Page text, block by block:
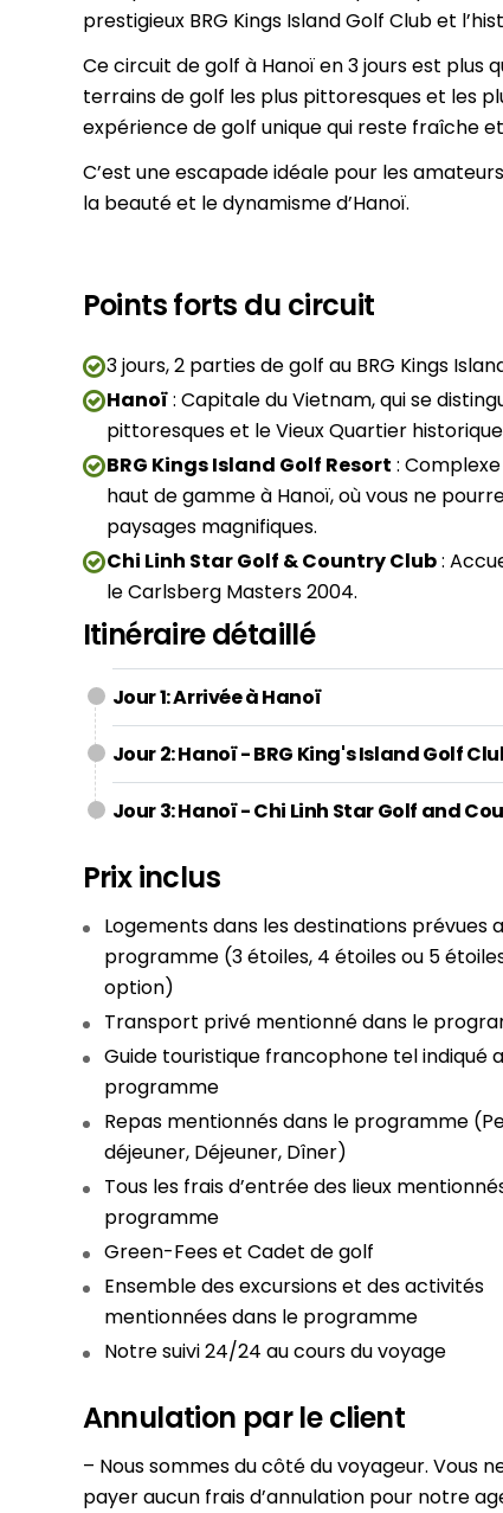
prestigieux BRG Kings Island Golf Club et
Ce circuit de golf à Hanoï en 3 jours est plus
terrains de golf les plus pittoresques et les
expérience de golf unique qui reste fraîche
C’est une escapade idéale pour les
la beauté et le dynamisme d’Hanoï.
Points forts du circuit
3 jours, 2 parties de golf au BRG Kings
Hanoï: Capitale du Vietnam, qui se
pittoresques et le Vieux Quartier
BRG Kings Island Golf Resort :
haut de gamme à Hanoï, où vous ne
paysages magnifiques.
Chi Linh Star Golf & Country Club:
le Carlsberg Masters 2004.
Itinéraire détaillé
Jour 1: Arrivée à Hanoï
Jour 2: Hanoï - BRG King's Island Golf
Jour 3: Hanoï - Chi Linh Star Golf and
Prix inclus
Logements dans les destinations prévues
programme (3 étoiles, 4 étoiles ou 5
option)
Transport privé mentionné dans le
Guide touristique francophone tel indiqué
programme
Repas mentionnés dans le programme
déjeuner, Déjeuner, Dîner)
Tous les frais d’entrée des lieux
programme
Green-Fees et Cadet de golf
Ensemble des excursions et des activités
mentionnées dans le programme
Notre suivi 24/24 au cours du voyage
Annulation par le client
– Nous sommes du côté du voyageur. Vous
payer aucun frais d’annulation pour notre